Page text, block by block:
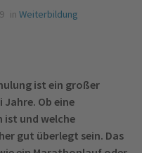
in Weiterbildung
ist ein großer
Ob eine
ist und welche
gut überlegt sein. Das